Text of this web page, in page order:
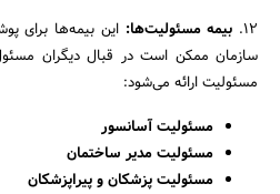
۱۲. بیمه مسئولیت‌ها: این بیمه‌ها برای
سازمان ممکن است در قبال دیگران مسئول
مسئولیت ارائه می‌شود:
مسئولیت آسانسور
مسئولیت مدیر ساختمان
مسئولیت پزشکان و پیراپزشکان